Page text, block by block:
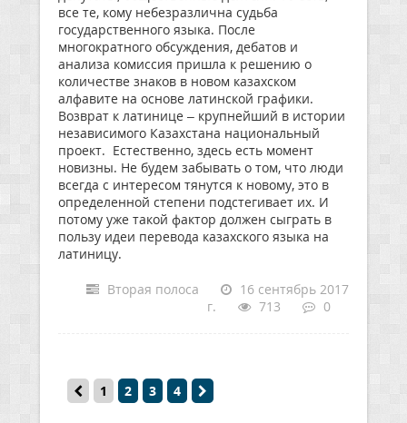
все те, кому небезразлична судьба
государственного языка. После
многократного обсуждения, дебатов и
анализа комиссия пришла к решению о
количестве знаков в новом казахском
алфавите на основе латинской графики.
Возврат к латинице – крупнейший в истории
независимого Казахстана национальный
проект. Естественно, здесь есть момент
новизны. Не будем забывать о том, что люди
всегда с интересом тянутся к новому, это в
определенной степени подстегивает их. И
потому уже такой фактор должен сыграть в
пользу идеи перевода казахского языка на
латиницу.
Вторая полоса
16 сентябрь 2017
г.
713 0
1 2 3 4